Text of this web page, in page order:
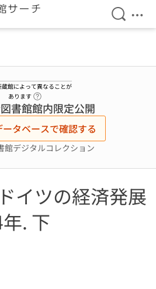
検索を
メ
蔵館によって異なることが
あります
書館館内限定公開
タベースで確認する
館デジタルコレクション
イツの経済発展
. 下